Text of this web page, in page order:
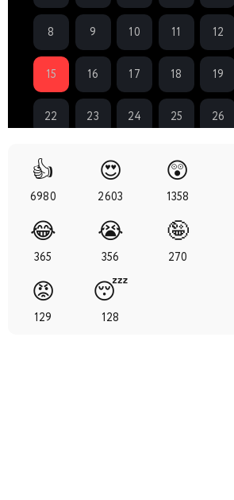
8 9 10 11 12
15 16 17 18 19
22 23 24 25 26
30
👍
6980
😍
2603
😲
1358
😂
365
😭
356
🤪
270
😡
129
😴
128